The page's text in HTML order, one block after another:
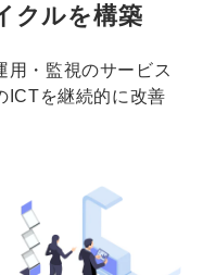
クルを構築
用・監視のサービス
ICTを継続的に改善